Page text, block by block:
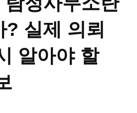
? 실제 의뢰
알아야 할